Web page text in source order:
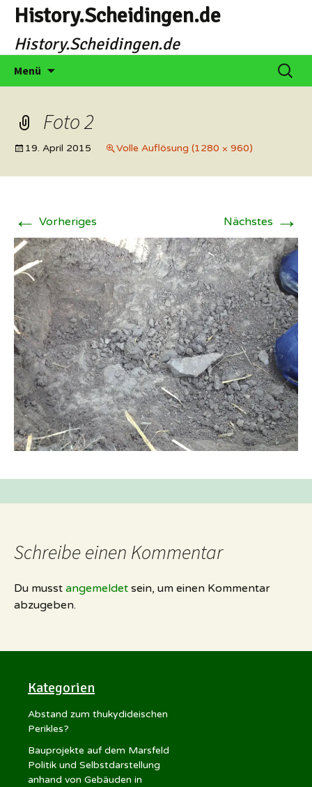
Zum
Inhalt
springen
History.Scheidingen.de
History.Scheidingen.de
Menü
Suchen
nach:
Foto 2
19. April 2015 Volle Auflösung (1280 × 960)
← Vorheriges Nächstes →
Schreibe einen Kommentar
Du musst angemeldet sein, um einen Kommentar
abzugeben.
Kategorien
Abstand zum thukydideischen
Perikles?
Bauprojekte auf dem Marsfeld
Politik und Selbstdarstellung
anhand von Gebäuden in